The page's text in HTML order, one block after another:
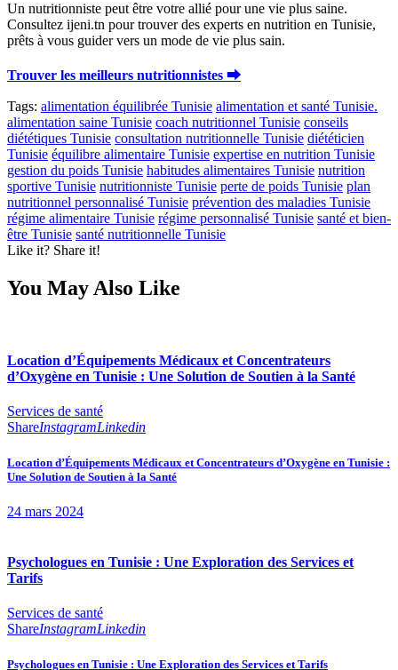
Un nutritionniste peut être votre allié pour une vie plus saine.
Consultez ijeni.tn pour trouver des experts en nutrition en Tunisie,
prêts à vous guider vers un mode de vie plus sain.
Trouver les meilleurs nutritionnistes ⮕
Tags: alimentation équilibrée Tunisie alimentation et santé Tunisie.
alimentation saine Tunisie coach nutritionnel Tunisie conseils
diététiques Tunisie consultation nutritionnelle Tunisie diététicien
Tunisie équilibre alimentaire Tunisie expertise en nutrition Tunisie
gestion du poids Tunisie habitudes alimentaires Tunisie nutrition
sportive Tunisie nutritionniste Tunisie perte de poids Tunisie plan
nutritionnel personnalisé Tunisie prévention des maladies Tunisie
régime alimentaire Tunisie régime personnalisé Tunisie santé et bien-
être Tunisie santé nutritionnelle Tunisie
Like it? Share it!
You May Also Like
Location d’Équipements Médicaux et Concentrateurs
d’Oxygène en Tunisie : Une Solution de Soutien à la Santé
Services de santé
ShareInstagramLinkedin
Location d’Équipements Médicaux et Concentrateurs d’Oxygène en Tunisie :
Une Solution de Soutien à la Santé
24 mars 2024
Psychologues en Tunisie : Une Exploration des Services et
Tarifs
Services de santé
ShareInstagramLinkedin
Psychologues en Tunisie : Une Exploration des Services et Tarifs